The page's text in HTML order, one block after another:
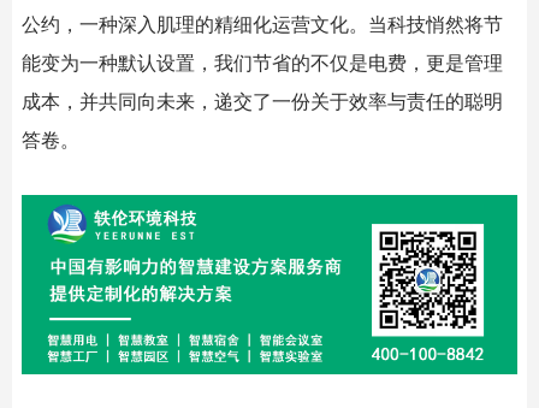
公约，一种深入肌理的精细化运营文化。当科技悄然将节
能变为一种默认设置，我们节省的不仅是电费，更是管理
成本，并共同向未来，递交了一份关于效率与责任的聪明
答卷。